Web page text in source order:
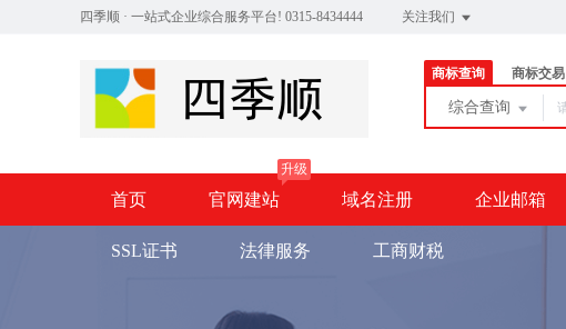
四季顺 · 一站式企业综合服务平台! 0315-8434444 关注我们
商标查询 商标交易
综合查询
首页 官网建站
升级
域名注册 企业邮箱
SSL证书 法律服务 工商财税